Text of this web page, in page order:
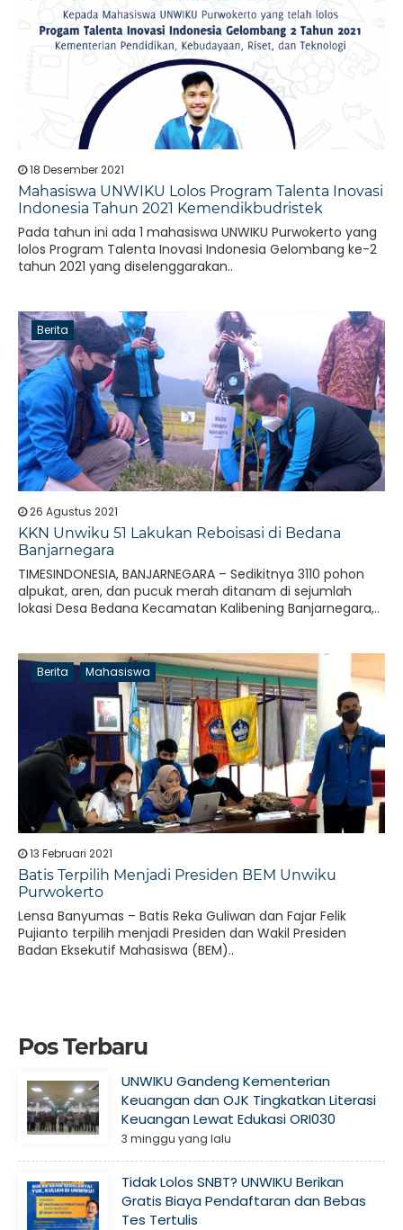
18 Desember 2021
Mahasiswa UNWIKU Lolos Program Talenta Inovasi
Indonesia Tahun 2021 Kemendikbudristek
Pada tahun ini ada 1 mahasiswa UNWIKU Purwokerto yang
lolos Program Talenta Inovasi Indonesia Gelombang ke-2
tahun 2021 yang diselenggarakan..
Berita
26 Agustus 2021
KKN Unwiku 51 Lakukan Reboisasi di Bedana
Banjarnegara
TIMESINDONESIA, BANJARNEGARA – Sedikitnya 3110 pohon
alpukat, aren, dan pucuk merah ditanam di sejumlah
lokasi Desa Bedana Kecamatan Kalibening Banjarnegara,..
Berita Mahasiswa
13 Februari 2021
Batis Terpilih Menjadi Presiden BEM Unwiku
Purwokerto
Lensa Banyumas – Batis Reka Guliwan dan Fajar Felik
Pujianto terpilih menjadi Presiden dan Wakil Presiden
Badan Eksekutif Mahasiswa (BEM)..
Pos Terbaru
UNWIKU Gandeng Kementerian
Keuangan dan OJK Tingkatkan Literasi
Keuangan Lewat Edukasi ORI030
3 minggu yang lalu
Tidak Lolos SNBT? UNWIKU Berikan
Gratis Biaya Pendaftaran dan Bebas
Tes Tertulis